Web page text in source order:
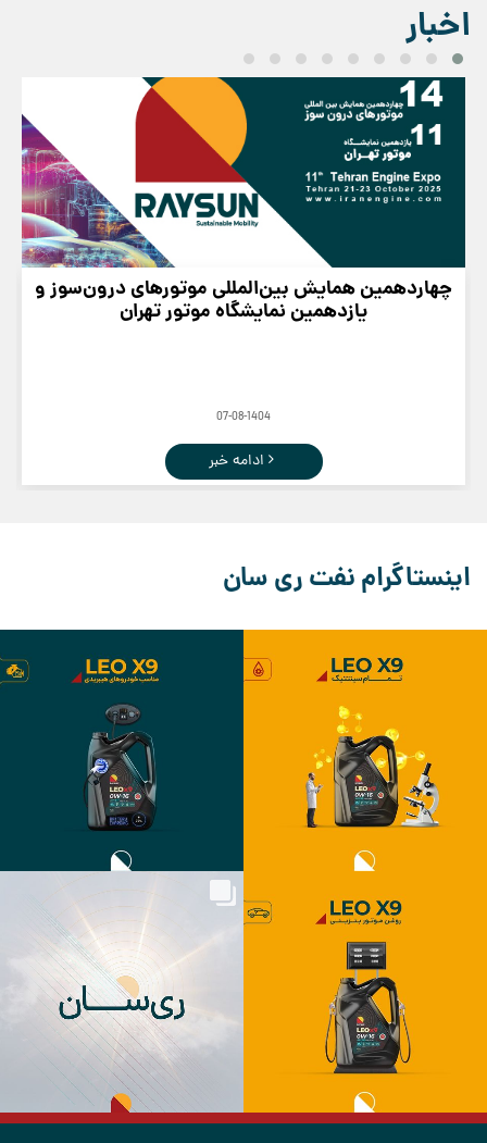
اخبار
چهاردهمین همایش بین‌المللی موتورهای درون‌سوز و
یازدهمین نمایشگاه موتور تهران
07-08-1404
ادامه خبر
اینستاگرام نفت ری سان